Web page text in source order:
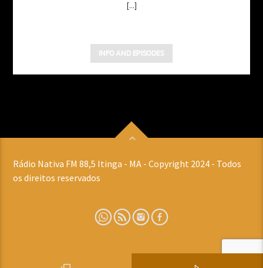
[...]
INFO AND EPISODES
Rádio Nativa FM 88,5 Itinga - MA - Copyright 2024 - Todos
os direitos reservados